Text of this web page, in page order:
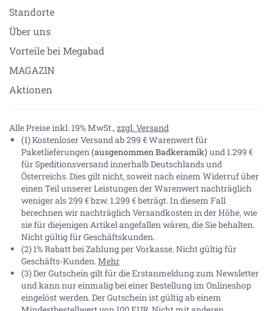
Standorte
Über uns
Vorteile bei Megabad
MAGAZIN
Aktionen
Alle Preise inkl. 19% MwSt., zzgl. Versand
(1) Kostenloser Versand ab 299 € Warenwert für
Paketlieferungen(ausgenommen Badkeramik) und 1.299 €
für Speditionsversand innerhalb Deutschlands und
Österreichs. Dies gilt nicht, soweit nach einem Widerruf über
einen Teil unserer Leistungen der Warenwert nachträglich
weniger als 299 € bzw. 1.299 € beträgt. In diesem Fall
berechnen wir nachträglich Versandkosten in der Höhe, wie
sie für diejenigen Artikel angefallen wären, die Sie behalten.
Nicht gültig für Geschäftskunden.
(2) 1% Rabatt bei Zahlung per Vorkasse. Nicht gültig für
Geschäfts-Kunden.Mehr
(3) Der Gutschein gilt für die Erstanmeldung zum Newsletter
und kann nur einmalig bei einer Bestellung im Onlineshop
eingelöst werden. Der Gutschein ist gültig ab einem